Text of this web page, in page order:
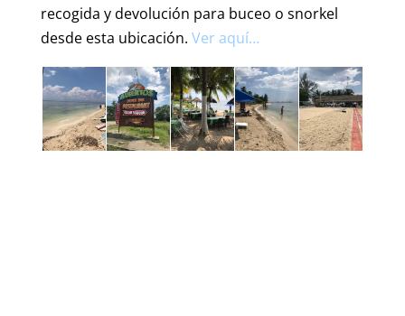
recogida y devolución para buceo o snorkel
desde esta ubicación. Ver aquí…